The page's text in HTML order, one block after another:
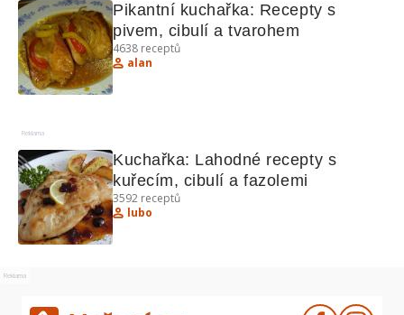
Pikantní kuchařka: Recepty s
pivem, cibulí a tvarohem
4638 receptů
alan
Reklama
Kuchařka: Lahodné recepty s
kuřecím, cibulí a fazolemi
3592 receptů
lubo
Reklama